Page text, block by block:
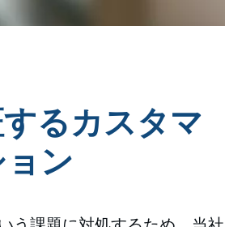
るカスタマ
ン